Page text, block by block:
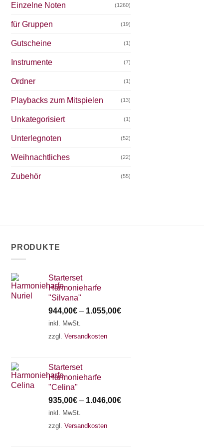
Einzelne Noten (1260)
für Gruppen (19)
Gutscheine (1)
Instrumente (7)
Ordner (1)
Playbacks zum Mitspielen (13)
Unkategorisiert (1)
Unterlegnoten (52)
Weihnachtliches (22)
Zubehör (55)
PRODUKTE
Starterset
Harmonieharfe
"Silvana"
944,00€ – 1.055,00€
inkl. MwSt.
zzgl. Versandkosten
Starterset
Harmonieharfe
"Celina"
935,00€ – 1.046,00€
inkl. MwSt.
zzgl. Versandkosten